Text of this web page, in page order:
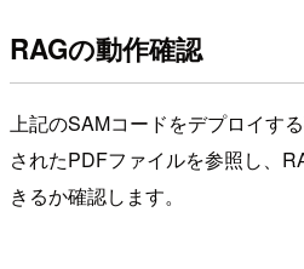
RAGの動作確認
上記のSAMコードをデプロイす
されたPDFファイルを参照し、
きるか確認します。